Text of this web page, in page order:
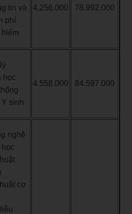
tin và
phí
hiểm
4.256.000 78.992.000
học
Y sinh
4.558.000 84.597.000
nghệ
học
cơ